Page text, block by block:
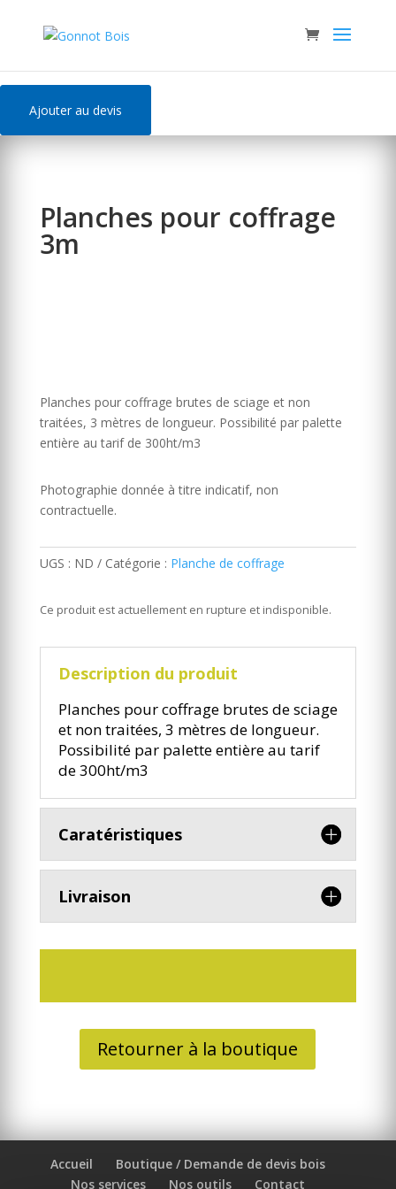
Ajouter au devis
Planches pour coffrage
3m
Planches pour coffrage brutes de sciage et non
traitées, 3 mètres de longueur. Possibilité par palette
entière au tarif de 300ht/m3
Photographie donnée à titre indicatif, non
contractuelle.
UGS : ND Catégorie : Planche de coffrage
Ce produit est actuellement en rupture et indisponible.
Description du produit
Planches pour coffrage brutes de sciage
et non traitées, 3 mètres de longueur.
Possibilité par palette entière au tarif
de 300ht/m3
Caratéristiques
Livraison
Retourner à la boutique
Accueil
Boutique / Demande de devis bois
Nos services
Nos outils Contact